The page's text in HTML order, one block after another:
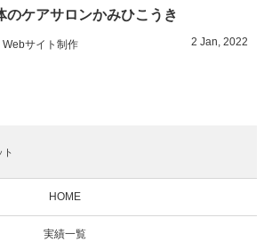
のケアサロンかみひこうき
Webサイト制作 2 Jan ,2022
ト
HOME
実績一覧